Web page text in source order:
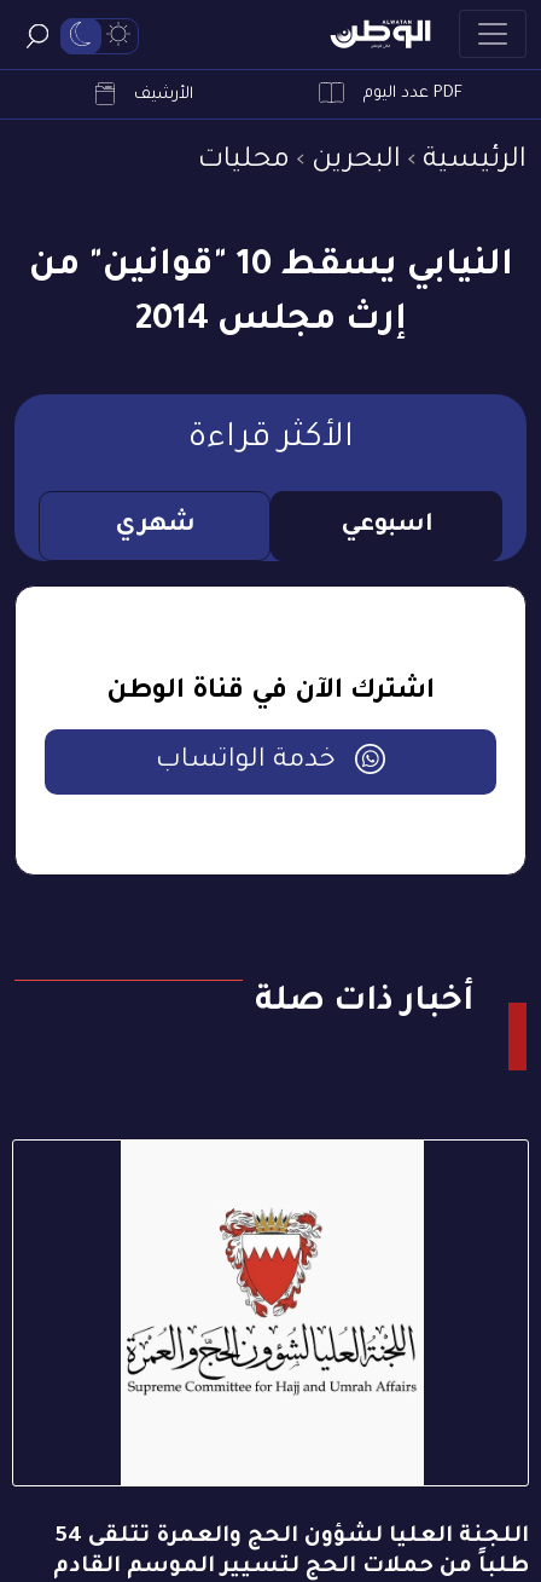
PDF عدد اليوم الأرشيف
الرئيسية البحرين محليات
النيابي يسقط 10 "قوانين" من
إرث مجلس 2014
الأكثر قراءة
اسبوعي شهري
اشترك الآن في قناة الوطن
خدمة الواتساب
أخبار ذات صلة
اللجنة العليا لشؤون الحج والعمرة تتلقى 54
طلباً من حملات الحج لتسيير الموسم القادم